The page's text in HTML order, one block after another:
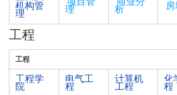
机构管
理 理 析
工程
工程
工程学
院
电气工
程
计算机
工程
化
程